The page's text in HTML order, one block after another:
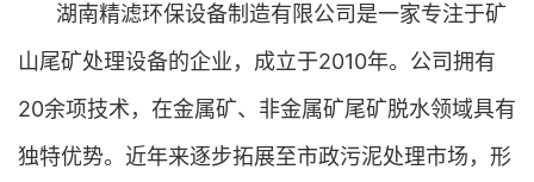
湖南精滤环保设备制造有限公司是一家专注于矿
山尾矿处理设备的企业，成立于2010年。公司拥有
20余项技术，在金属矿、非金属矿尾矿脱水领域具有
独特优势。近年来逐步拓展至市政污泥处理市场，形